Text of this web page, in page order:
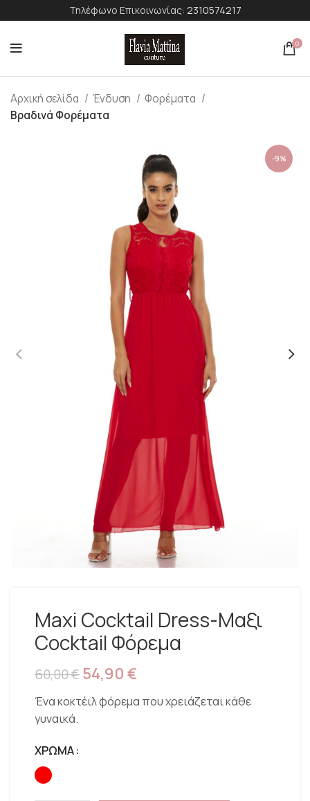
Τηλέφωνο Επικοινωνίας: 2310574217
0
Αρχική σελίδα Ένδυση
Φορέματα
Βραδινά Φορέματα
-9%
Maxi Cocktail Dress-Μαξι
Cocktail Φόρεμα
60,00€54,90 €
Ένα κοκτέιλ φόρεμα που χρειάζεται κάθε
γυναικά.
ΧΡΩΜΑ